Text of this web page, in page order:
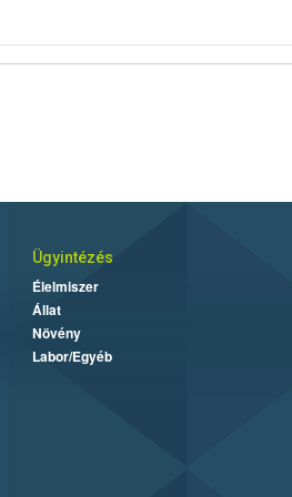
Ügyintézés
Élelmiszer
Állat
Növény
Labor/Egyéb